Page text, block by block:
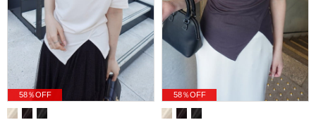
58％OFF 58％OFF